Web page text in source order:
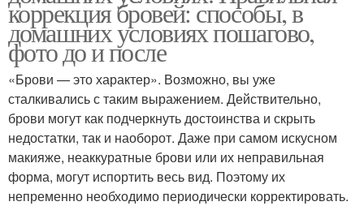
коррекция бровей: способы, в
домашних условиях пошагово,
фото до и после
«Брови — это характер». Возможно, вы уже
сталкивались с таким выражением. Действительно,
брови могут как подчеркнуть достоинства и скрыть
недостатки, так и наоборот. Даже при самом искусном
макияже, неаккуратные брови или их неправильная
форма, могут испортить весь вид. Поэтому их
непременно необходимо периодически корректировать.